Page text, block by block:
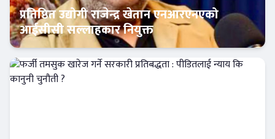
अर्थतन्त्र
प्रतिष्ठित उद्योगी राजेन्द्र खेतान एनआरएनएको
आईसीसी सल्लाहकार नियुक्त